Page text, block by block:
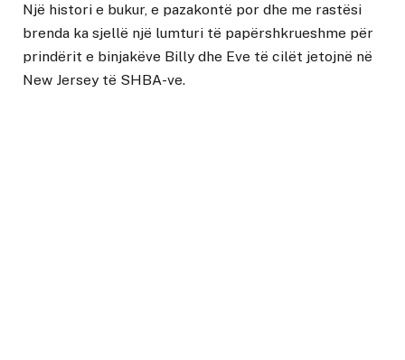
Një histori e bukur, e pazakontë por dhe me rastësi
brenda ka sjellë një lumturi të papërshkrueshme për
prindërit e binjakëve Billy dhe Eve të cilët jetojnë në
New Jersey të SHBA-ve.